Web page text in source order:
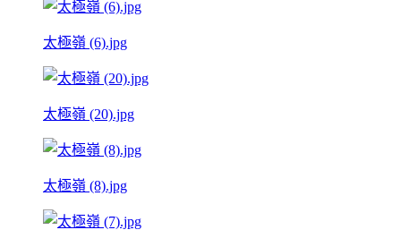
太極嶺 (6).jpg
太極嶺 (20).jpg
太極嶺 (8).jpg